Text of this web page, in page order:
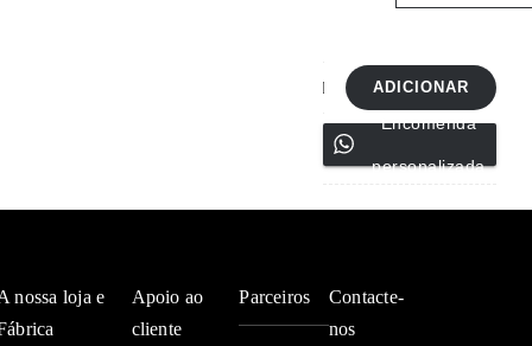
Quantidade
de
Carteira
ADICIONAR
Encomenda
personalizada
nossa loja e
Apoio ao
cliente
Parceiros
Contacte-
nos